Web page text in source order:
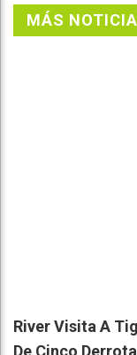
MÁS
River Visita A
De Cinco